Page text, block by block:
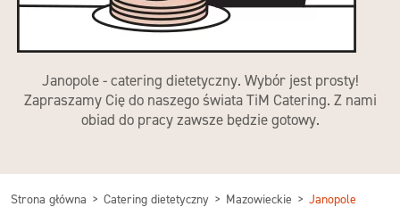
Janopole - catering dietetyczny. Wybór jest prosty!
Zapraszamy Cię do naszego świata TiM Catering. Z nami
obiad do pracy zawsze będzie gotowy.
Strona główna Catering dietetyczny Mazowieckie Janopole